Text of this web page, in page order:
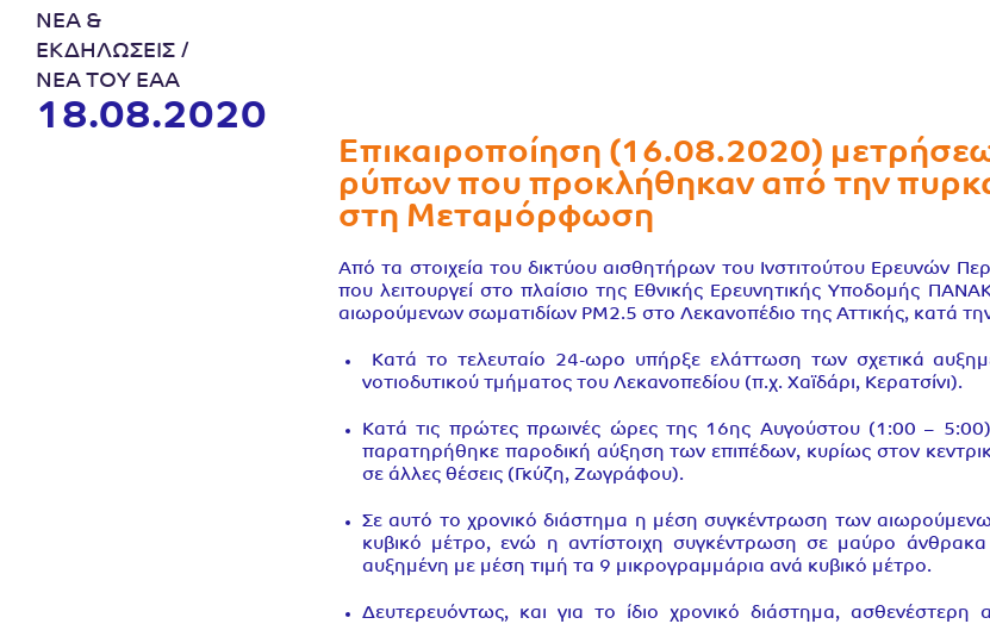
ΝΕΑ &
ΕΚΔΗΛΩΣΕΙΣ
ΝΕΑ ΤΟΥ ΕΑΑ
18.08.2020
Επικαιροποίηση (16.08.2020)
ρύπων που προκλήθηκαν από την
στη Μεταμόρφωση
Από τα στοιχεία του δικτύου αισθητήρων του Ινστιτούτου Ερευνών
που λειτουργεί στο πλαίσιο της Εθνικής Ερευνητικής Υποδομής
αιωρούμενων σωματιδίων PM2.5 στο Λεκανοπέδιο της Αττικής, κατά
Κατά το τελευταίο 24-ωρο υπήρξε ελάττωση των σχετικά
νοτιοδυτικού τμήματος του Λεκανοπεδίου (π.χ. Χαϊδάρι, Κερατσίνι).
Κατά τις πρώτες πρωινές ώρες της 16ης Αυγούστου (1:00 –
παρατηρήθηκε παροδική αύξηση των επιπέδων, κυρίως στον
σε άλλες θέσεις (Γκύζη, Ζωγράφου).
Σε αυτό το χρονικό διάστημα η μέση συγκέντρωση των
κυβικό μέτρο, ενώ η αντίστοιχη συγκέντρωση σε μαύρο άνθρακα
αυξημένη με μέση τιμή τα 9 μικρογραμμάρια ανά κυβικό μέτρο.
Δευτερευόντως, και για το ίδιο χρονικό διάστημα,